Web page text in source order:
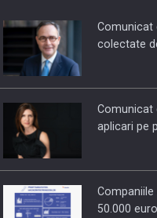
Hard
Comunicat
colectate
Comunicat
aplicari pe
50.000 euro